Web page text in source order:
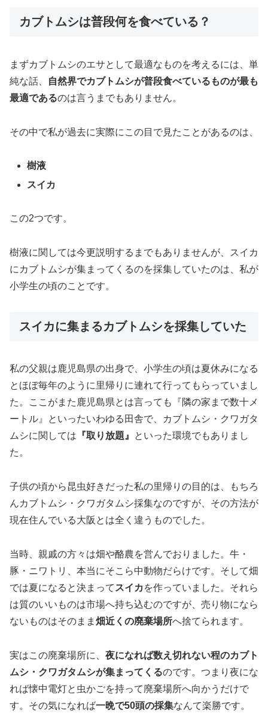
カブトムシは普段何を食べている？
まずカブトムシのエサとして最適なものを考えるには、単
純な話、
自然界でカブトムシが普段食べているものが最も
最適であるのは言うまでもありません。
その中で私が過去に実際にこの目で見たことがあるのは、
樹液
スイカ
この2つです。
樹液に関しては今更説明するまでもありませんが、スイカ
にカブトムシが集まってくるのを採集していたのは、私が
小学生の頃のことです。
スイカに集まるカブトムシを採集していた
私の父親は鹿児島県の出身で、小学生の頃は夏休みになる
とほぼ毎年のように里帰りに連れて行ってもらっていまし
た。ここがまた鹿児島県とは言っても『隣の家まで数十メ
ートル』といったいわゆる田舎で、カブトムシ・クワガタ
ムシに関しては 『取り放題』
といった環境でもありまし
た。
子供の頃から昆虫好きだった私の里帰りの目的は、もちろ
んカブトムシ・クワガタムシ採集なのですが、その方法が
現在住んでいる大阪とは全く違うものでした。
当時、親戚の方々は畑や酪農を営んでおりました。牛・
豚・ニワトリ、本当にそこら中動物だらけです。そして畑
では夏になると決まって スイカ を作っていました。それら
は質のいいものは市場へ持ち込むのですが、売り物になら
ないものはそのまま 畑近くの廃棄場所へ捨てられます。
実はこの廃棄場所に、 夜になれば数え切れない程のカブト
ムシ・クワガタムシが集まってくるのです。つまり夜にな
れば懐中電灯と虫かごを持って廃棄場所へ向かうだけで
す。その気になれば一晩で50頭の採集なんて楽勝です。